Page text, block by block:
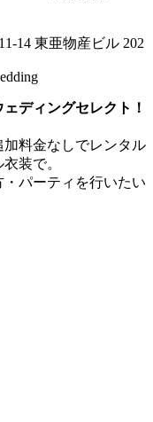
14 東亜物産ビル 202
ディングセレクト！
加料金なしでレンタル
装で。
パーティを行いたい